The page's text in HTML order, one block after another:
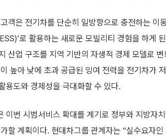
객은 전기차를 단순히 일방향으로 충전하는 이
로 활용하는 새로운 모빌리티 경험을 하게
산업 구조를 지역 기반의 자생적 경제 모델로
높아 낮에 초과 공급된 잉여 전력을 전기차가
용도와 경제성을 극대화할 수 있다.
이번 시범서비스 확대를 계기로 정부와 지방자
할 계획이다. 현대차그룹 관계자는 “실수요자